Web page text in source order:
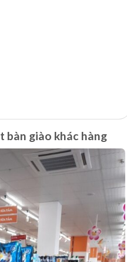
bàn giào khác hàng